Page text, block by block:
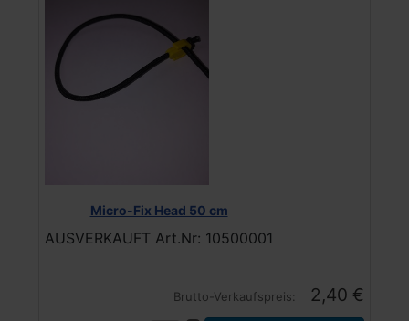
Micro-Fix Head 50 cm
AUSVERKAUFT Art.Nr: 10500001
Brutto-Verkaufspreis: 2,40 €